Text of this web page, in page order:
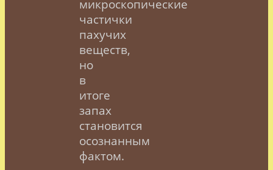
микроскопические
частички
пахучих
веществ,
но
в
итоге
запах
становится
осознанным
фактом.